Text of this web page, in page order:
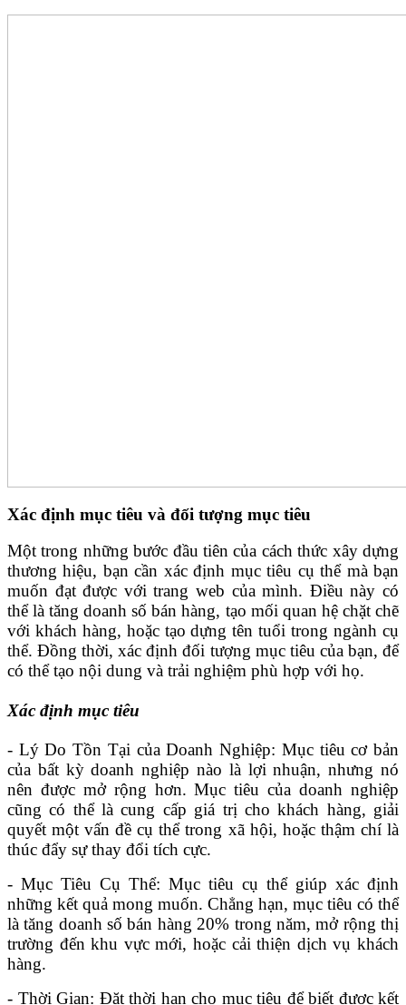
Xác định mục tiêu và đối tượng mục tiêu
Một trong những bước đầu tiên của cách thức xây dựng
thương hiệu, bạn cần xác định mục tiêu cụ thể mà bạn
muốn đạt được với trang web của mình. Điều này có
thể là tăng doanh số bán hàng, tạo mối quan hệ chặt chẽ
với khách hàng, hoặc tạo dựng tên tuổi trong ngành cụ
thể. Đồng thời, xác định đối tượng mục tiêu của bạn, để
có thể tạo nội dung và trải nghiệm phù hợp với họ.
Xác định mục tiêu
- Lý Do Tồn Tại của Doanh Nghiệp: Mục tiêu cơ bản
của bất kỳ doanh nghiệp nào là lợi nhuận, nhưng nó
nên được mở rộng hơn. Mục tiêu của doanh nghiệp
cũng có thể là cung cấp giá trị cho khách hàng, giải
quyết một vấn đề cụ thể trong xã hội, hoặc thậm chí là
thúc đẩy sự thay đổi tích cực.
- Mục Tiêu Cụ Thể: Mục tiêu cụ thể giúp xác định
những kết quả mong muốn. Chẳng hạn, mục tiêu có thể
là tăng doanh số bán hàng 20% trong năm, mở rộng thị
trường đến khu vực mới, hoặc cải thiện dịch vụ khách
hàng.
- Thời Gian: Đặt thời hạn cho mục tiêu để biết được kết